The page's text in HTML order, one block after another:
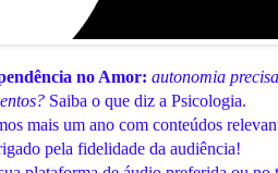
no Amor: autonomia
Saiba o que diz a Psicologia.
mais um ano com conteúdos
pela fidelidade da audiência!